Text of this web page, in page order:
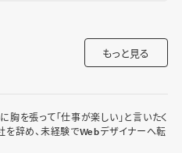
もっと見る
胸を張って「仕事が楽しい」と言いたく
を辞め、未経験でWebデザイナーへ転